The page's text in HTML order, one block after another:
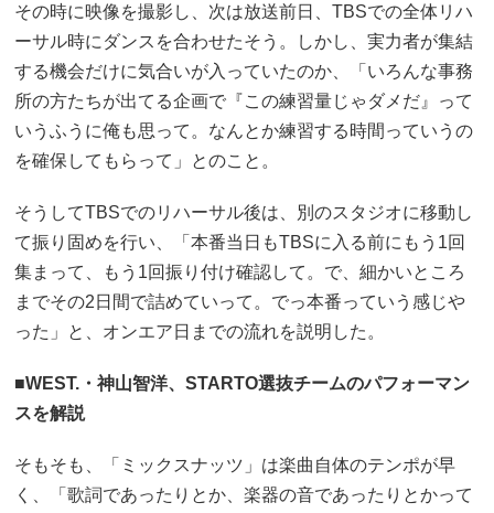
その時に映像を撮影し、次は放送前日、TBSでの全体リハ
ーサル時にダンスを合わせたそう。しかし、実力者が集結
する機会だけに気合いが入っていたのか、「いろんな事務
所の方たちが出てる企画で『この練習量じゃダメだ』って
いうふうに俺も思って。なんとか練習する時間っていうの
を確保してもらって」とのこと。
そうしてTBSでのリハーサル後は、別のスタジオに移動し
て振り固めを行い、「本番当日もTBSに入る前にもう1回
集まって、もう1回振り付け確認して。で、細かいところ
までその2日間で詰めていって。でっ本番っていう感じや
った」と、オンエア日までの流れを説明した。
■WEST.・神山智洋、STARTO選抜チームのパフォーマン
スを解説
そもそも、「ミックスナッツ」は楽曲自体のテンポが早
く、「歌詞であったりとか、楽器の音であったりとかって